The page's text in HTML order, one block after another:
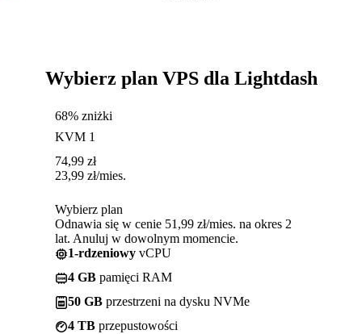
Wybierz plan VPS dla Lightdash
68% zniżki
KVM 1
74,99 zł
23,99 zł/mies.
Wybierz plan
Odnawia się w cenie 51,99 zł/mies. na okres 2
lat. Anuluj w dowolnym momencie.
1-rdzeniowy vCPU
4 GB pamięci RAM
50 GB przestrzeni na dysku NVMe
4 TB przepustowości